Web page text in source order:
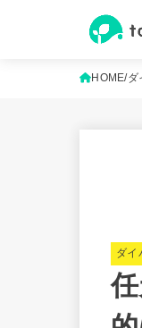
HOME ダ
ダイ